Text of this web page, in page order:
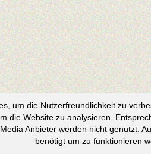
um die Nutzerfreundlichkeit zu
die Website zu analysieren.
Anbieter werden nicht genutzt.
benötigt um zu funktionieren